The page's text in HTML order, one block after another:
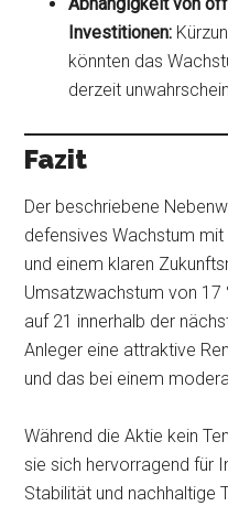
Investitionen:
könnten das
derzeit
Fazit
Der beschriebene
defensives Wachstum
und einem klaren
Umsatzwachstum von 17
auf 21 innerhalb der
Anleger eine attraktive
und das bei einem
Während die Aktie kein
sie sich hervorragend für
Stabilität und nachhaltige